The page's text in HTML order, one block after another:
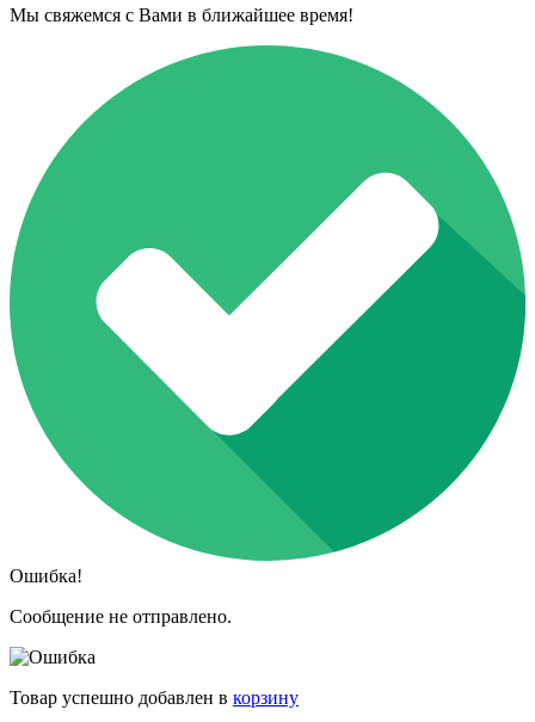
Мы свяжемся с Вами в ближайшее время!
Ошибка!
Сообщение не отправлено.
Товар успешно добавлен в корзину